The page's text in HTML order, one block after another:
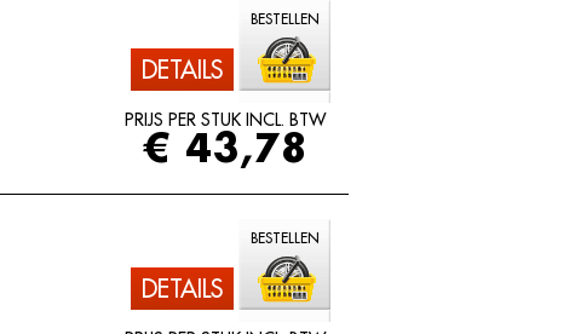
DETAILS
BESTELLEN
PRIJS PER STUK INCL. BTW
€ 43,78
DETAILS
BESTELLEN